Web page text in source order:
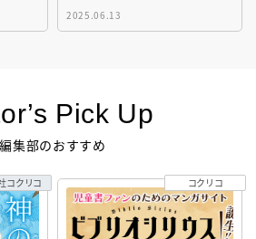
2025.06.13
Pick Up
編集部のおすすめ
コクリコ コクリコ